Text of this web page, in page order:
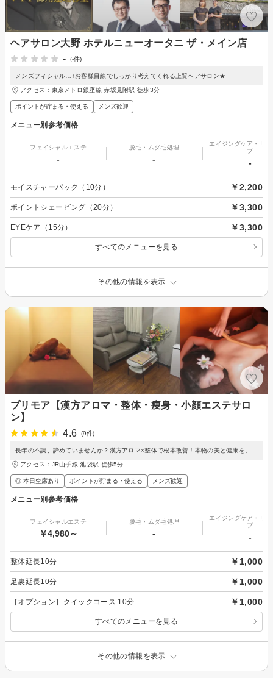
ヘアサロン大野 ホテルニューオータニ ザ・メイン店
-
(-件)
メンズフィシャル…♪お客様目線でしっかり考えてくれる上質ヘアサロン★
アクセス：東京メトロ銀座線 赤坂見附駅 徒歩3分
ポイントが貯まる・使える メンズ歓迎
メニュー別参考価格
フェイシャルエステ
-
脱毛・ムダ毛処理
-
エイジングケア・リ
プ
-
モイスチャーパック（10分） ￥2,200
ポイントシェービング（20分） ￥3,300
EYEケア（15分） ￥3,300
すべてのメニューを見る
その他の情報を表示
プリモア【漢方アロマ・整体・痩身・小顔エステサロ
ン】
4.6
(9件)
長年の不調、諦めていませんか？漢方アロマ×整体で根本改善！本物の美と健康を。
アクセス：JR山手線 池袋駅 徒歩5分
◎ 本日空席あり ポイントが貯まる・使える メンズ歓迎
メニュー別参考価格
フェイシャルエステ
￥4,980～
脱毛・ムダ毛処理
-
エイジングケア・リ
プ
-
整体延長10分 ￥1,000
足裏延長10分 ￥1,000
［オプション］クイックコース 10分 ￥1,000
すべてのメニューを見る
その他の情報を表示